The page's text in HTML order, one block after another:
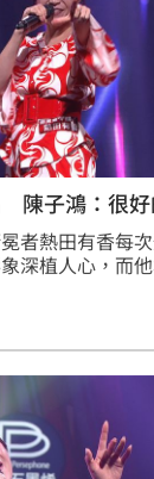
陳子鴻：很好
者熱田有香每
深植人心，而
》，搭配輕快動
依舊穩健，更
也給予高度肯
，究竟這次他